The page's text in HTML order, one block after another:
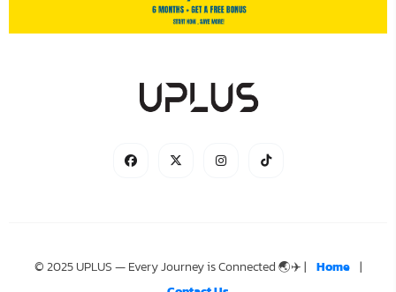
© 2025 UPLUS — Every Journey is Connected 🌏✈️ | Home |